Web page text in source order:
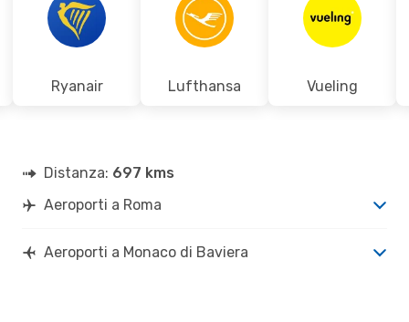
Ryanair Lufthansa Vueling
Distanza: 697 kms
Aeroporti a Roma
Aeroporti a Monaco di Baviera